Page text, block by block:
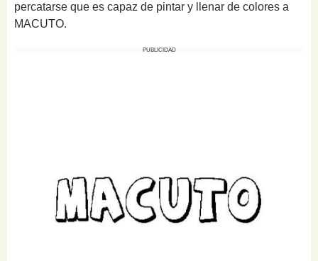
percatarse que es capaz de pintar y llenar de colores a
MACUTO.
PUBLICIDAD